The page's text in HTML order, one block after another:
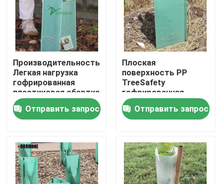
Домой
Продукты
Видеозаписи
Производительность
Легкая нагрузка
гофрированная
пластиковая обертка
для деревьев Легкая
Отправить запрос
Плоская
поверхность PP
TreeSafety
гофрированная
доска защищает от
животных с
уверенностью
Отправить запрос